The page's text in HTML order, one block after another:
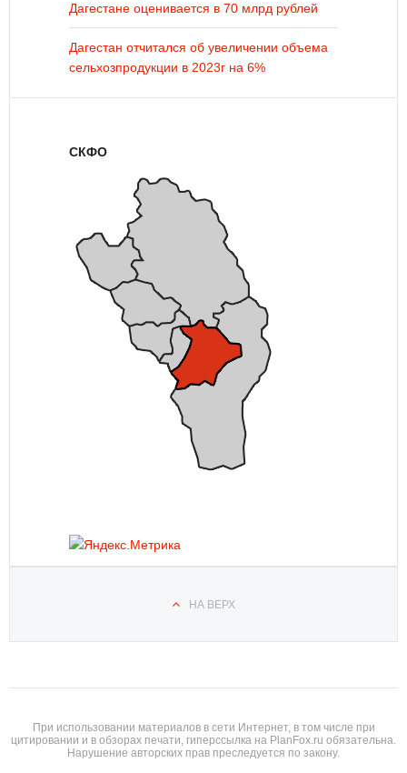
Дагестане оценивается в 70 млрд рублей
Дагестан отчитался об увеличении объема
сельхозпродукции в 2023г на 6%
СКФО
НА ВЕРХ
При использовании материалов в сети Интернет, в том числе при
цитировании и в обзорах печати, гиперссылка на PlanFox.ru обязательна.
Нарушение авторских прав преследуется по закону.